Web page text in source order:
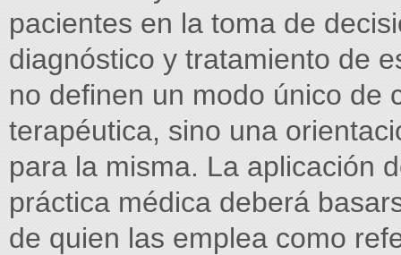
pacientes en la toma de
diagnóstico y tratamiento de
no definen un modo único de
terapéutica, sino una
para la misma. La aplicación
práctica médica deberá
de quien las emplea como